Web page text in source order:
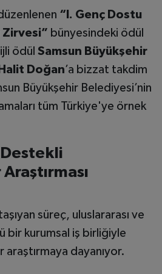
“I. Genç Dostu
Zirvesi” bünyesindeki ödül
ödül Samsun Büyükşehir
Doğan’a bizzat takdim
Büyükşehir Belediyesi’nin
tüm Türkiye'ye örnek
süreç, uluslararası ve
bir kurumsal iş birliğiyle
dayanıyor.